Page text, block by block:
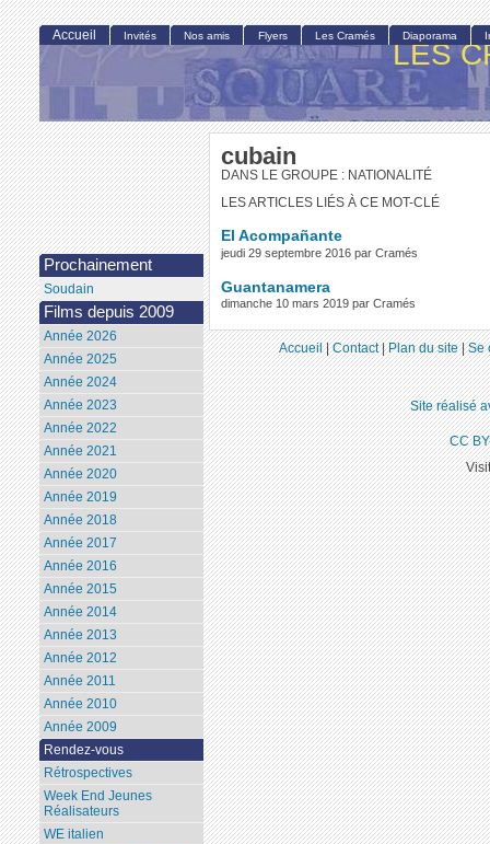
LES
cubain
DANS LE GROUPE : NATIONALITÉ
LES ARTICLES LIÉS À CE MOT-CLÉ
El Acompañante
jeudi 29 septembre 2016 par Cramés
Guantanamera
dimanche 10 mars 2019 par Cramés
Accueil Invités Nos amis Flyers Les Cramés Diaporama
Prochainement
Soudain
Films depuis 2009
Année 2026
Année 2025
Année 2024
Année 2023
Année 2022
Année 2021
Année 2020
Année 2019
Année 2018
Année 2017
Année 2016
Année 2015
Année 2014
Année 2013
Année 2012
Année 2011
Année 2010
Année 2009
Rendez-vous
Rétrospectives
Week End Jeunes
Réalisateurs
WE italien
Accueil|Contact|Plan du site|Se
Site réalisé
CC